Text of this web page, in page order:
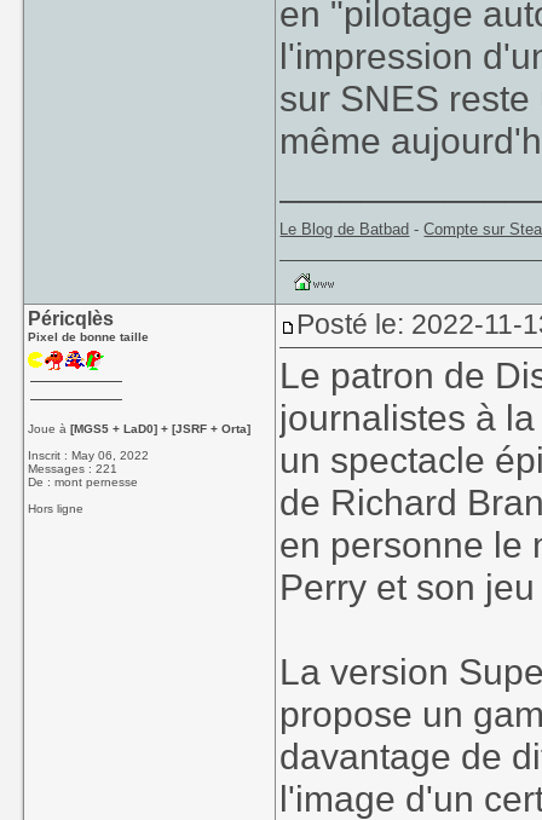
en "pilotage
l'impression
sur SNES
même
Le Blog de Batbad -Compte sur
Péricqlès
Pixel de bonne taille
Joue à[MGS5 + LaD0] + [JSRF + Orta]
Inscrit : May 06, 2022
Messages : 221
De : mont pernesse
Hors ligne
Posté le: 2022-11-
Le patron de
journalistes à
un spectacle
de Richard
en personne le
Perry et son
La version
propose un
davantage de
l'image d'un